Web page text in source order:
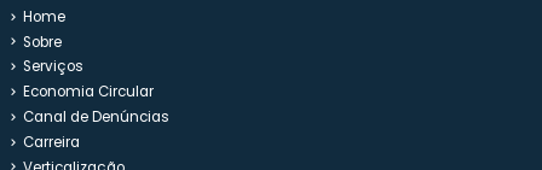
Home
Sobre
Serviços
Economia Circular
Canal de Denúncias
Carreira